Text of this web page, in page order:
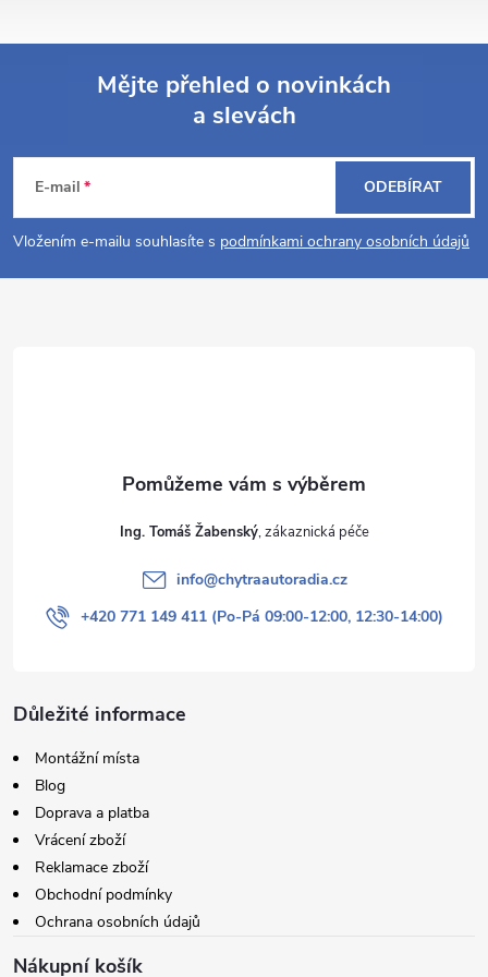
p
a
Mějte přehled o novinkách
a slevách
E-mail
Vložením e-mailu souhlasíte s podmínkami ochrany osobních údajů
ODEBÍRAT
Ing. Tomáš Žabenský
info@chytraautoradia.cz
+420 771 149 411 (Po-Pá 09:00-12:00, 12:30-14:00)
Důležité informace
Montážní místa
Blog
Doprava a platba
Vrácení zboží
Reklamace zboží
Obchodní podmínky
Ochrana osobních údajů
Nákupní košík